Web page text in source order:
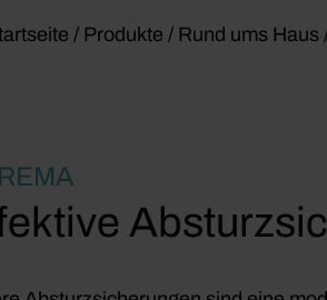
/ Produkte / Rund ums Haus